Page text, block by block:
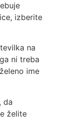
izberite
na
ni treba
ime
da
želite